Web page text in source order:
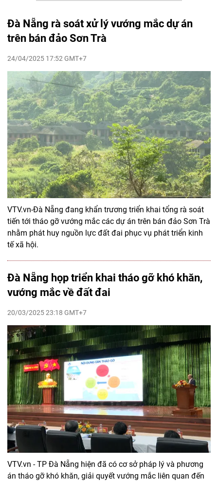
Đà Nẵng rà soát xử lý vướng mắc dự án
trên bán đảo Sơn Trà
24/04/2025 17:52 GMT+7
VTV.vn-Đà Nẵng đang khẩn trương triển khai tổng rà soát
tiến tới tháo gỡ vướng mắc các dự án trên bán đảo Sơn Trà
nhằm phát huy nguồn lực đất đai phục vụ phát triển kinh
tế xã hội.
Đà Nẵng họp triển khai tháo gỡ khó khăn,
vướng mắc về đất đai
20/03/2025 23:18 GMT+7
VTV.vn - TP Đà Nẵng hiện đã có cơ sở pháp lý và phương
án tháo gỡ khó khăn, giải quyết vướng mắc liên quan đến